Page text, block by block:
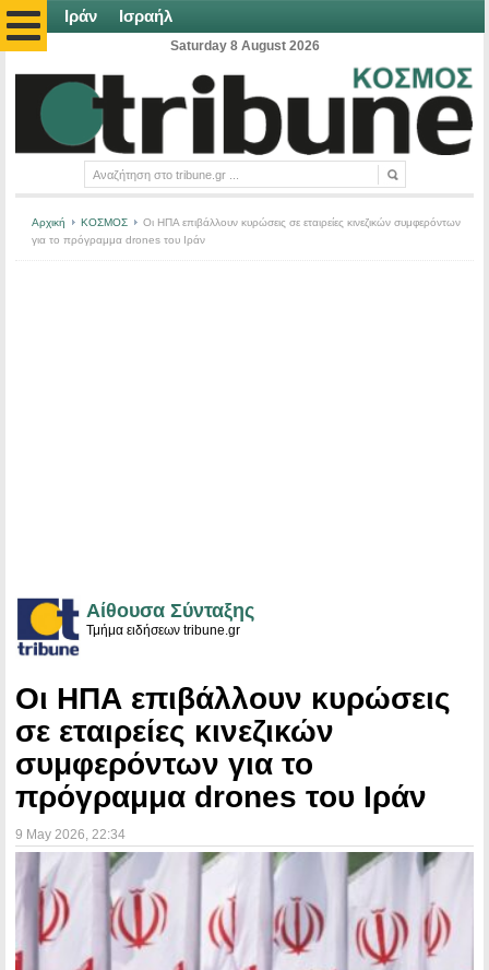
Ιράν Ισραήλ
Saturday 8 August 2026
Αρχική ΚΟΣΜΟΣ
Οι ΗΠΑ επιβάλλουν κυρώσεις σε εταιρείες κινεζικών συμφερόντων
για το πρόγραμμα drones του Ιράν
Αίθουσα Σύνταξης
Τμήμα ειδήσεων tribune.gr
Οι ΗΠΑ επιβάλλουν κυρώσεις
σε εταιρείες κινεζικών
συμφερόντων για το
πρόγραμμα drones του Ιράν
9 May 2026 , 22:34